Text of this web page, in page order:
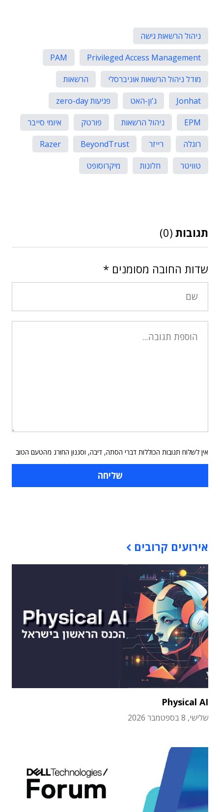
ניהול הרשאות גישה
Privileged Access Management
PAM
מודל ניהול הרשאות אוניברסלי
הרשאות
Jonhat
ג'ון-האט
פגיעות zero-day
EPM
ניהול הרשאות פורטק
איומי סייבר
רוגלה
רייזר BeyondTrust
Razer
טוויטר
חלונות מיקרוסופט
תגובות (0)
שדות החובה מסומנים *
אין לשלוח תגובות הכוללות דברי הסתה, דיבה, וסגנון החורג מהטעם הטוב
אירועים קרובים
Physical AI
שלישי, 8 בספטמבר 2026